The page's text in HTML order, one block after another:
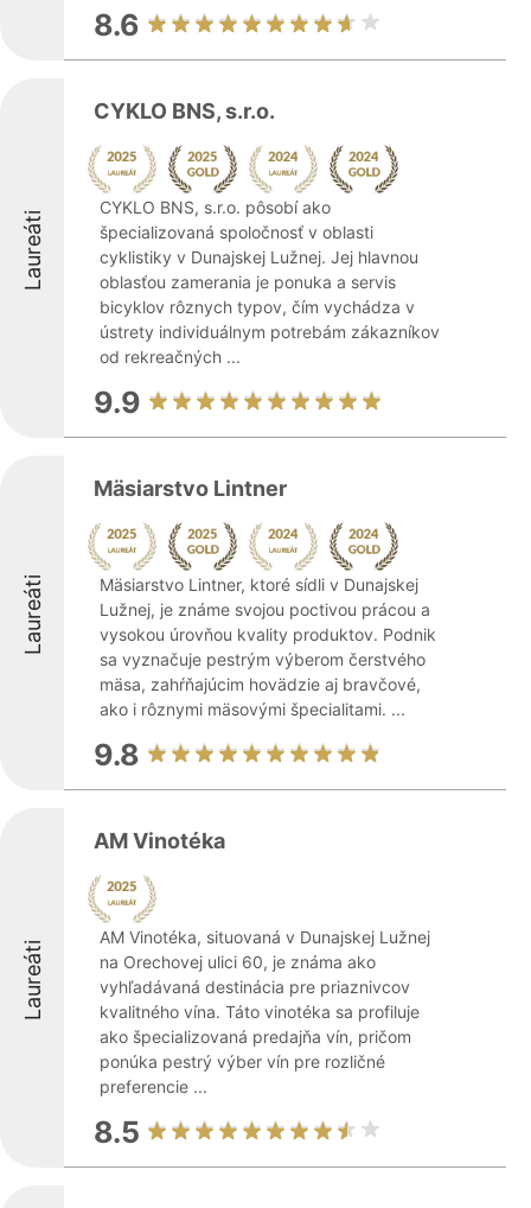
8.6
Laureáti
CYKLO BNS, s.r.o.
CYKLO BNS, s.r.o. pôsobí ako
špecializovaná spoločnosť v oblasti
cyklistiky v Dunajskej Lužnej. Jej hlavnou
oblasťou zamerania je ponuka a servis
bicyklov rôznych typov, čím vychádza v
ústrety individuálnym potrebám zákazníkov
od rekreačných ...
9.9
Laureáti
Mäsiarstvo Lintner
Mäsiarstvo Lintner, ktoré sídli v Dunajskej
Lužnej, je známe svojou poctivou prácou a
vysokou úrovňou kvality produktov. Podnik
sa vyznačuje pestrým výberom čerstvého
mäsa, zahŕňajúcim hovädzie aj bravčové,
ako i rôznymi mäsovými špecialitami. ...
9.8
Laureáti
AM Vinotéka
AM Vinotéka, situovaná v Dunajskej Lužnej
na Orechovej ulici 60, je známa ako
vyhľadávaná destinácia pre priaznivcov
kvalitného vína. Táto vinotéka sa profiluje
ako špecializovaná predajňa vín, pričom
ponúka pestrý výber vín pre rozličné
preferencie ...
8.5